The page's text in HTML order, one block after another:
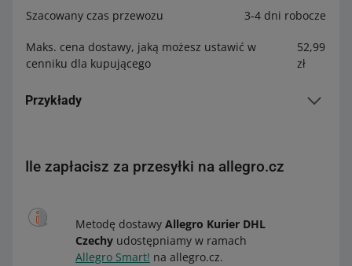
Szacowany czas przewozu
3-4 dni robocze
Maks. cena dostawy, jaką możesz ustawić w
cenniku dla kupującego
52,99
zł
Przykłady
ustawił na 34,99 zł brutto. Kupujący kupił towar, którego
kwotę za towar oraz 34,99 zł brutto za dostawę. W
rozliczeniach z Allegro dla tego zamówienia wyświetlimy
34,99 zł brutto za dostawę.
Ile zapłacisz za przesyłki na allegro.cz
Metodę dostawy Allegro Kurier DHL
Czechy udostępniamy w ramach
Allegro Smart! na allegro.cz.